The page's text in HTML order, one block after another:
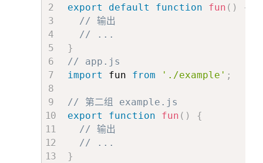
export
default function fun ( )
{
// 输出
// ...
}
// app.js
import
fun from './example' ;
// 第二组 example.js
export
function fun ( )
{
// 输出
// ...
}